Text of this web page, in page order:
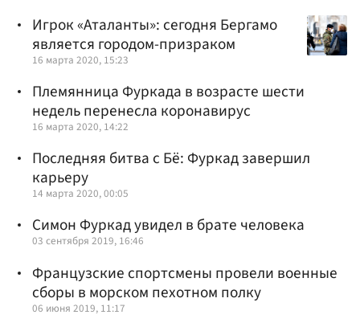
Игрок «Аталанты»: сегодня Бергамо
является городом-призраком
16 марта 2020, 15:23
Племянница Фуркада в возрасте шести
недель перенесла коронавирус
16 марта 2020, 14:22
Последняя битва с Бё: Фуркад завершил
карьеру
14 марта 2020, 00:05
Симон Фуркад увидел в брате человека
03 сентября 2019, 16:46
Французские спортсмены провели военные
сборы в морском пехотном полку
06 июня 2019, 11:17